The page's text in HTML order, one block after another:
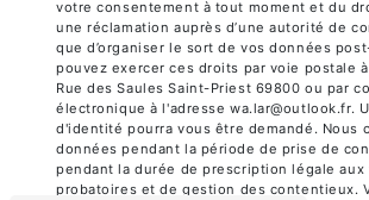
votre consentement à tout moment et du
une réclamation auprès d’une autorité de
que d’organiser le sort de vos données
pouvez exercer ces droits par voie postale
Rue des Saules Saint-Priest 69800 ou par
électronique à l'adresse wa.lar@outlook.fr.
d'identité pourra vous être demandé. Nous
données pendant la période de prise de
pendant la durée de prescription légale aux
probatoires et de gestion des contentieux.